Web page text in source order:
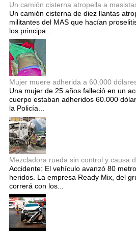
Un camión cisterna atropella a
Un camión cisterna de diez llantas
militantes del MAS que hacían
los principa...
Mujer muere adherida a 60.000
Una mujer de 25 años falleció en un
cuerpo estaban adheridos 60.000
la Policía...
Mezcladora rueda sin control y causa
Accidente: El vehículo avanzó 80
heridos. La empresa Ready Mix, del
correrá con los...